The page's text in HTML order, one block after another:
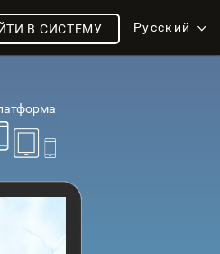
Русский
В СИСТЕМУ